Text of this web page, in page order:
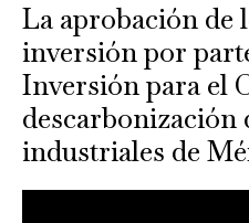
La aprobación de
inversión por
Inversión para el
descarbonización
industriales de